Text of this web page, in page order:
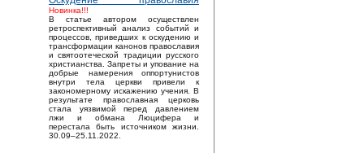
Новинка!!!
В статье автором осуществлен
ретроспективный анализ событий и
процессов, приведших к оскудению и
трансформации канонов православия
и святоотеческой традиции русского
христианства. Запреты и упование на
добрые намерения оппортунистов
внутри тела церкви привели к
закономерному искажению учения. В
результате православная церковь
стала уязвимой перед давлением
лжи и обмана Люцифера и
перестала быть источником жизни.
30.09–25.11.2022.